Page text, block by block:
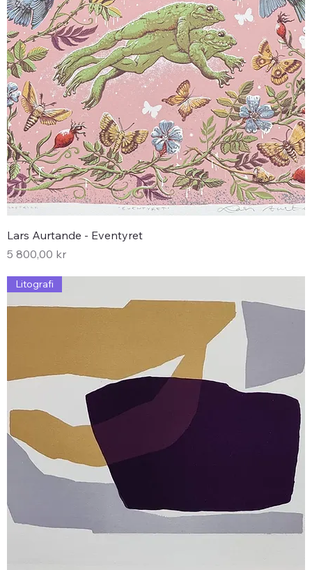
Lars Aurtande - Eventyret
Pris
5 800,00 kr
Litografi